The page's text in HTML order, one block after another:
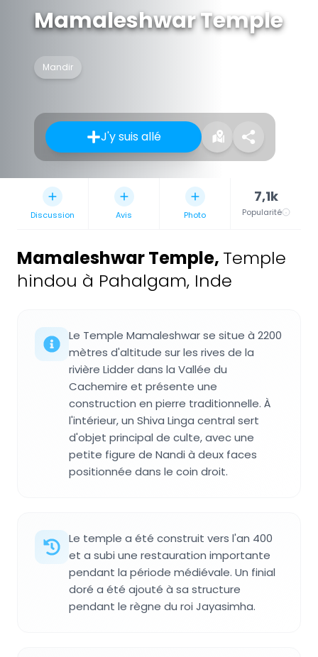
Mamaleshwar Temple
Mandir
J'y suis allé
Discussion Avis Photo
7,1k
Popularité
Mamaleshwar Temple, Temple
hindou à Pahalgam, Inde
Le Temple Mamaleshwar se situe à 2200
mètres d'altitude sur les rives de la
rivière Lidder dans la Vallée du
Cachemire et présente une
construction en pierre traditionnelle. À
l'intérieur, un Shiva Linga central sert
d'objet principal de culte, avec une
petite figure de Nandi à deux faces
positionnée dans le coin droit.
Le temple a été construit vers l'an 400
et a subi une restauration importante
pendant la période médiévale. Un finial
doré a été ajouté à sa structure
pendant le règne du roi Jayasimha.